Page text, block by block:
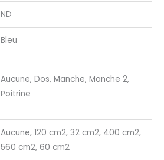
ND
Bleu
Aucune, Dos, Manche, Manche 2,
Poitrine
Aucune, 120 cm2, 32 cm2, 400 cm2,
560 cm2, 60 cm2